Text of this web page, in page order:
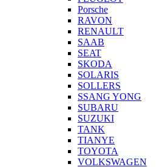
Porsche
RAVON
RENAULT
SAAB
SEAT
SKODA
SOLARIS
SOLLERS
SSANG YONG
SUBARU
SUZUKI
TANK
TIANYE
TOYOTA
VOLKSWAGEN